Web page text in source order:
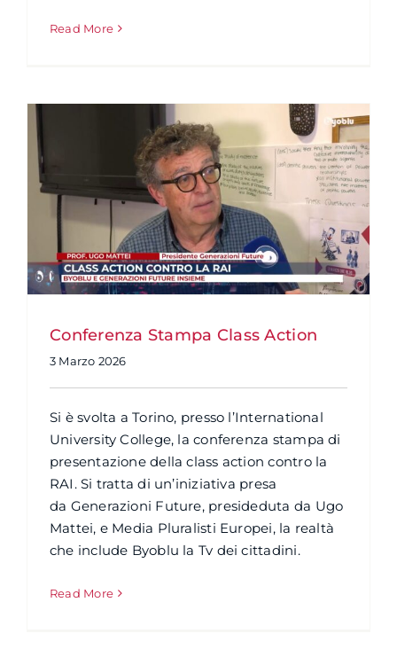
Read More
Conferenza Stampa Class Action
3 Marzo 2026
Si è svolta a Torino, presso l’International
University College, la conferenza stampa di
presentazione della class action contro la
RAI. Si tratta di un’iniziativa presa
da Generazioni Future, presideduta da Ugo
Mattei, e Media Pluralisti Europei, la realtà
che include Byoblu la Tv dei cittadini.
Read More